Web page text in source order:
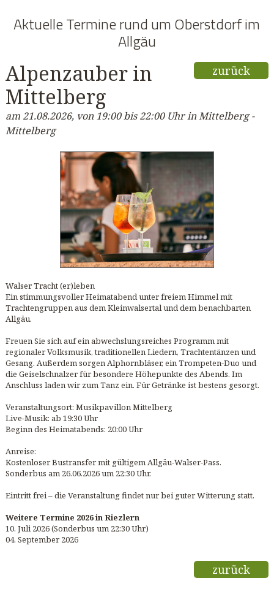
Aktuelle Termine rund um Oberstdorf im
Allgäu
zurück
Alpenzauber in
Mittelberg
am 21.08.2026, von 19:00 bis 22:00 Uhr in Mittelberg -
Mittelberg
Walser Tracht (er)leben
Ein stimmungsvoller Heimatabend unter freiem Himmel mit
Trachtengruppen aus dem Kleinwalsertal und dem benachbarten
Allgäu.
Freuen Sie sich auf ein abwechslungsreiches Programm mit
regionaler Volksmusik, traditionellen Liedern, Trachtentänzen und
Gesang. Außerdem sorgen Alphornbläser, ein Trompeten-Duo und
die Geiselschnalzer für besondere Höhepunkte des Abends. Im
Anschluss laden wir zum Tanz ein. Für Getränke ist bestens gesorgt.
Veranstaltungsort: Musikpavillon Mittelberg
Live-Musik: ab 19:30 Uhr
Beginn des Heimatabends: 20:00 Uhr
Anreise:
Kostenloser Bustransfer mit gültigem Allgäu-Walser-Pass.
Sonderbus am 26.06.2026 um 22:30 Uhr.
Eintritt frei – die Veranstaltung findet nur bei guter Witterung statt.
Weitere Termine 2026 in Riezlern
10. Juli 2026 (Sonderbus um 22:30 Uhr)
04. September 2026
zurück